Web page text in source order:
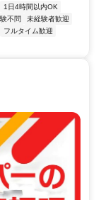
1日4時間以内OK
不問
未経験者歓迎
フルタイム歓迎